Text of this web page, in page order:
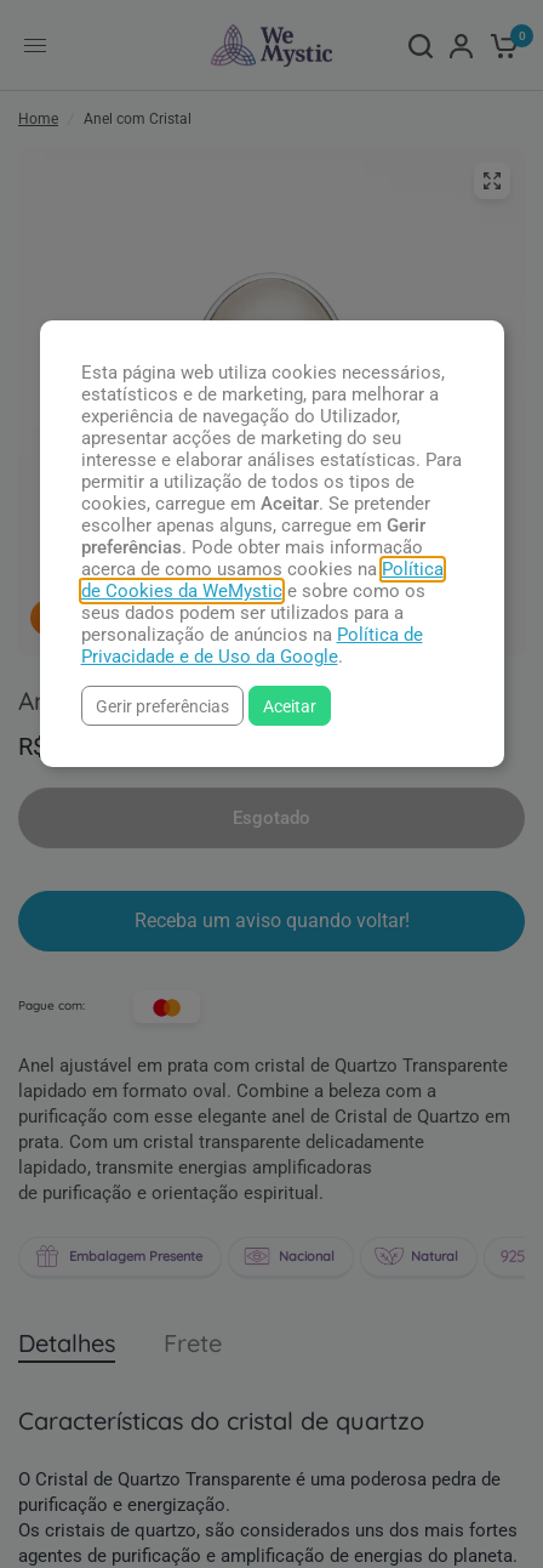
0
Home Anel com Cristal
pessoas concluindo esta compra.
Anel com Cristal
R$ 163,90
Esgotado
Receba um aviso quando voltar!
Pague com:
Anel ajustável em prata com cristal de Quartzo Transparente
lapidado em formato oval. Combine a beleza com a
purificação com esse elegante anel de Cristal de Quartzo em
prata. Com um cristal transparente delicadamente
lapidado,transmite energias amplificadoras
de purificação e orientação espiritual.
Embalagem Presente Nacional Natural
Detalhes Frete
características do cristal de quartzo
O Cristal de Quartzo Transparente é uma poderosa pedra de
purificação e energização.
Os cristais de quartzo, são considerados uns dos mais fortes
agentes de purificação e amplificação de energias do planeta.
Esta página web utiliza cookies necessários,
estatísticos e de marketing, para melhorar a
experiência de navegação do Utilizador,
apresentar acções de marketing do seu
interesse e elaborar análises estatísticas. Para
permitir a utilização de todos os tipos de
cookies, carregue em Aceitar. Se pretender
escolher apenas alguns, carregue em Gerir
preferências. Pode obter mais informação
acerca de como usamos cookies na Política
de Cookies da WeMystice sobre como os
seus dados podem ser utilizados para a
personalização de anúncios na Política de
Privacidade e de Uso da Google.
Gerir preferências Aceitar